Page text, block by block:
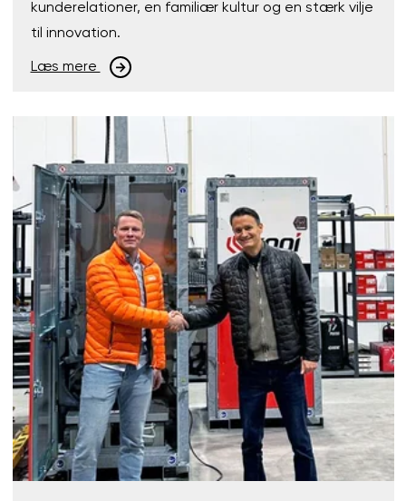
kunderelationer, en familiær kultur og en stærk vilje
til innovation.
Læs mere